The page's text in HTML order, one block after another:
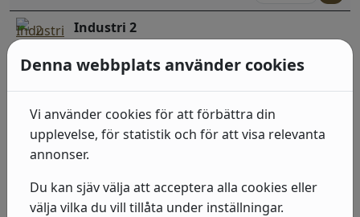
Industri 2
Industri 2
(428209) Beige, Neutral, Geometriska &
Grafiska;Barn
492kr I lager: 2-7 arbetsdagar
Denna webbplats använder cookies
Vi använder cookies för att förbättra din
upplevelse, för statistik och för att visa relevanta
annonser.
Du kan sjäv välja att acceptera alla cookies eller
välja vilka du vill tillåta under inställningar.